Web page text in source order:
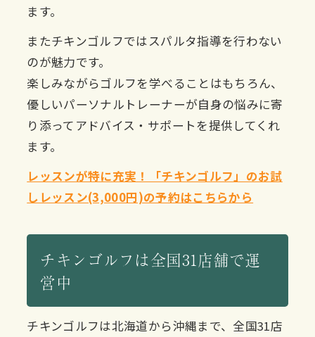
ます。
またチキンゴルフではスパルタ指導を行わない
のが魅力です。
楽しみながらゴルフを学べることはもちろん、
優しいパーソナルトレーナーが自身の悩みに寄
り添ってアドバイス・サポートを提供してくれ
ます。
レッスンが特に充実！「チキンゴルフ」のお試
しレッスン(3,000円)の予約はこちらから
チキンゴルフは全国31店舗で運
営中
チキンゴルフは北海道から沖縄まで、全国31店